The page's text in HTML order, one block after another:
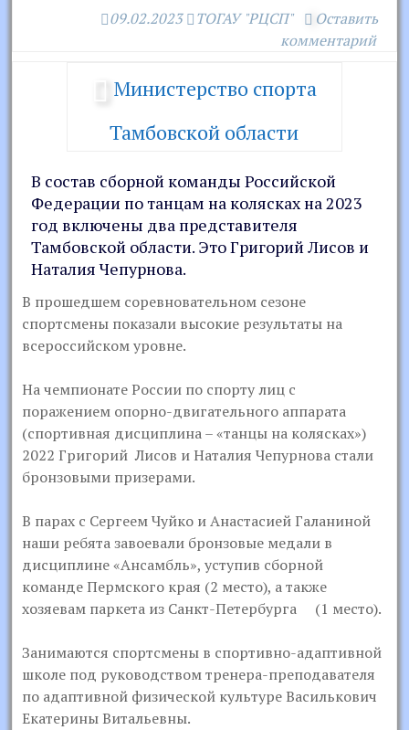
09.02.2023 ТОГАУ "РЦСП"
Оставить
комментарий
Министерство спорта
Тамбовской области
В состав сборной команды Российской
Федерации по танцам на колясках на 2023
год включены два представителя
Тамбовской области. Это Григорий Лисов и
Наталия Чепурнова.
В прошедшем соревновательном сезоне
спортсмены показали высокие результаты на
всероссийском уровне.
На чемпионате России по спорту лиц с
поражением опорно-двигательного аппарата
(спортивная дисциплина – «танцы на колясках»)
2022 Григорий Лисов и Наталия Чепурнова стали
бронзовыми призерами.
В парах с Сергеем Чуйко и Анастасией Галаниной
наши ребята завоевали бронзовые медали в
дисциплине «Ансамбль», уступив сборной
команде Пермского края (2 место), а также
хозяевам паркета из Санкт-Петербурга (1 место).
Занимаются спортсмены в спортивно-адаптивной
школе под руководством тренера-преподавателя
по адаптивной физической культуре Василькович
Екатерины Витальевны.